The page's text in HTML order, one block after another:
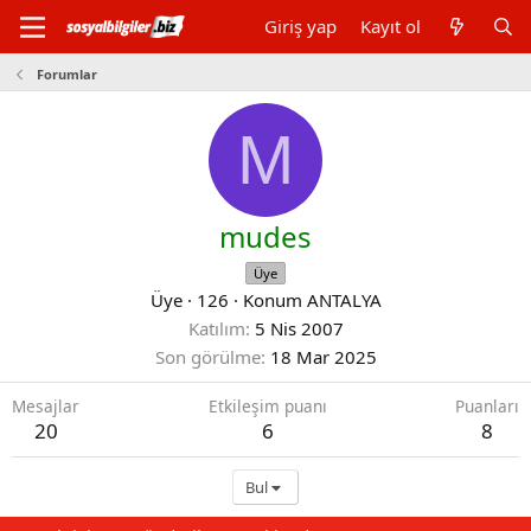
Giriş yap Kayıt ol
Forumlar
M
mudes
Üye
Üye · 126 · Konum ANTALYA
Katılım 5 Nis 2007
Son görülme 18 Mar 2025
Mesajlar
20
Etkileşim puanı
6
Puanları
8
Bul